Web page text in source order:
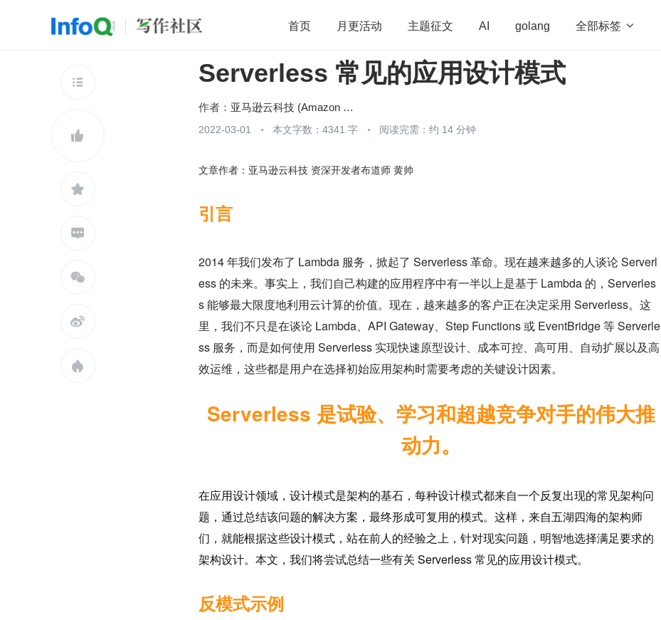
首页 月更活动 主题征文 AI golang 全部标签 
开源 架构 OpenHarmony 算法 学习方法 Web3.0
团队管理
查看更多







Serverless 常见的应用设计模式
作者： 亚马逊云科技 (Amazon Web Services）
2022-03-01 本文字数：4341 字 阅读完需：约 14 分钟
文章作者：亚马逊云科技 资深开发者布道师 黄帅
引言
2014 年我们发布了 Lambda 服务，掀起了 Serverless 革命。现在越来越多的人谈论 Serverl
ess 的未来。事实上，我们自己构建的应用程序中有一半以上是基于 Lambda 的，Serverles
s 能够最大限度地利用云计算的价值。现在，越来越多的客户正在决定采用 Serverless。这
里，我们不只是在谈论 Lambda、API Gateway、Step Functions 或 EventBridge 等 Serverle
ss 服务，而是如何使用 Serverless 实现快速原型设计、成本可控、高可用、自动扩展以及高
效运维，这些都是用户在选择初始应用架构时需要考虑的关键设计因素。
Serverless 是试验、学习和超越竞争对手的伟大推
动力。
在应用设计领域，设计模式是架构的基石，每种设计模式都来自一个反复出现的常见架构问
题，通过总结该问题的解决方案，最终形成可复用的模式。这样，来自五湖四海的架构师
们，就能根据这些设计模式，站在前人的经验之上，针对现实问题，明智地选择满足要求的
架构设计。本文，我们将尝试总结一些有关 Serverless 常见的应用设计模式。
反模式示例